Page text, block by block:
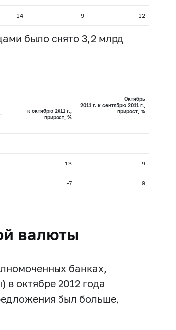
14 -9 -12
было снято 3,2 млрд
Октябрь
2011 г. к сентябрю 2011 г.,
прирост, %
к октябрю 2011 г.,
прирост, %
13 -9
-7 9
валюты
банках,
октябре 2012 года
был больше,